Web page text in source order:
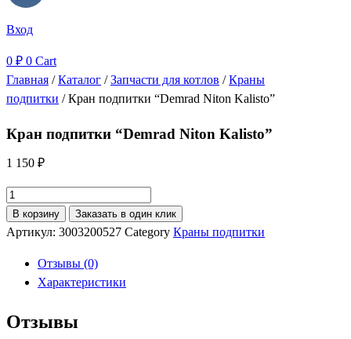
Вход
0 ₽ 0 Cart
Главная /Каталог /Запчасти для котлов /Краны
подпитки / Кран подпитки “Demrad Niton Kalisto”
Кран подпитки “Demrad Niton Kalisto”
1 150 ₽
Количество
товара
Кран
"Demrad
Niton
В корзину Заказать в один клик
Артикул: 3003200527 Category Краны подпитки
Отзывы (0)
Характеристики
Отзывы